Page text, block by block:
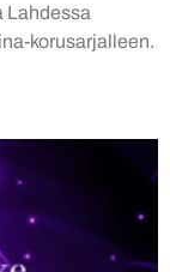
Lahdessa
korusarjalleen.